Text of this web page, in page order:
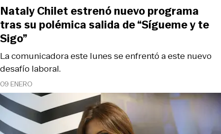
09 ENERO
La comunicadora este lunes se enfrentó a este nuevo
desafío laboral.
Nataly Chilet estrenó nuevo programa
tras su polémica salida de “Sígueme y te
Sigo”